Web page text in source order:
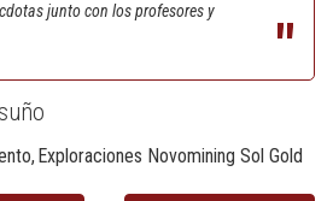
junto con los profesores y
Exploraciones Novomining Sol Gold